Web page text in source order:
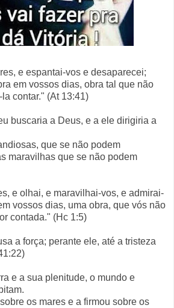
e espantai-vos e desaparecei;
em vossos dias, obra tal que não
contar." (At 13:41)
buscaria a Deus, e a ele dirigiria a
que se não podem
maravilhas que se não podem
e olhai, e maravilhai-vos, e admirai-
vossos dias, uma obra, que vós não
contada." (Hc 1:5)
a força; perante ele, até a tristeza
e a sua plenitude, o mundo e
os mares e a firmou sobre os